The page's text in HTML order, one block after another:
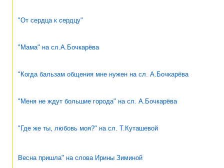
"От сердца к сердцу"
"Мама" на сл.А.Бочкарёва
"Когда бальзам общения мне нужен на сл. А.Бочкарёва
"Меня не ждут большие города" на сл. А.Бочкарёва
"Где же ты, любовь моя?" на сл. Т.Куташевой
Весна пришла" на слова Ирины Зиминой